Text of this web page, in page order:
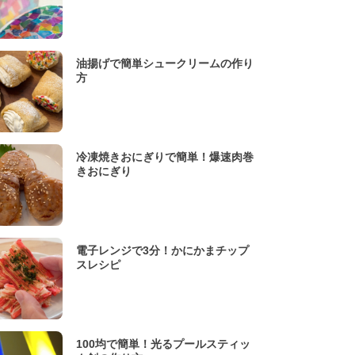
油揚げで簡単シュークリームの作り
方
冷凍焼きおにぎりで簡単！爆速肉巻
きおにぎり
電子レンジで3分！かにかまチップ
スレシピ
100均で簡単！光るプールスティッ